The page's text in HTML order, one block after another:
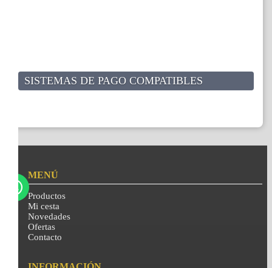
SISTEMAS DE PAGO COMPATIBLES
MENÚ
Productos
Mi cesta
Novedades
Ofertas
Contacto